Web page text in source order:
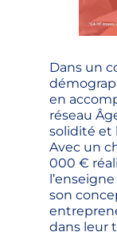
Dans un
en
réseau
solidité et
Avec un
000 €
son
dans leur